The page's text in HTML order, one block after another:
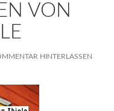
VON
HINTERLASSEN